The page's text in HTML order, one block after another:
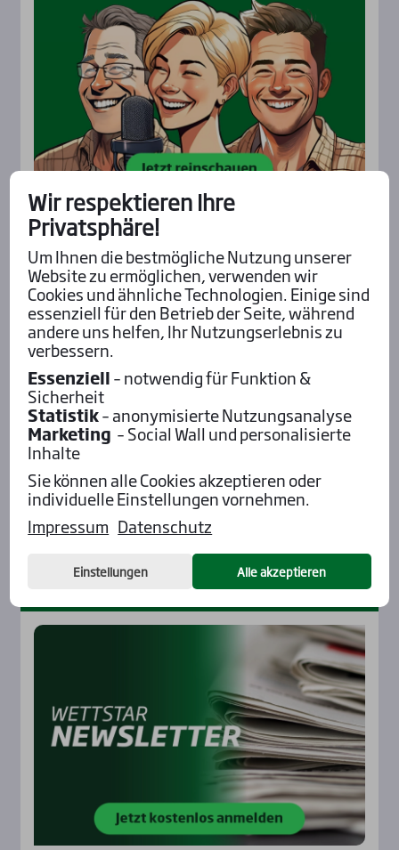
Aktu­el­les
Wir respektieren Ihre
Privatsphäre!
Um Ihnen die bestmögliche Nutzung unserer
Website zu ermöglichen, verwenden wir
Cookies und ähnliche Technologien. Einige sind
essenziell für den Betrieb der Seite, während
andere uns helfen, Ihr Nutzungserlebnis zu
verbessern.
Essenziell– notwendig für Funktion &
Sicherheit
Statistik– anonymisierte Nutzungsanalyse
Marketing – Social Wall und personalisierte
Inhalte
Sie können alle Cookies akzeptieren oder
individuelle Einstellungen vornehmen.
Impressum Datenschutz
Einstellungen Alle akzeptieren